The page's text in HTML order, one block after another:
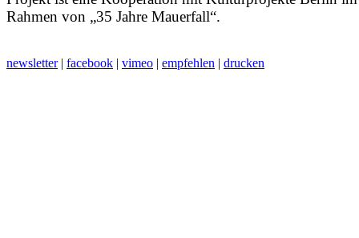
Rahmen von „35 Jahre Mauerfall“.
newsletter| facebook | vimeo | empfehlen | drucken